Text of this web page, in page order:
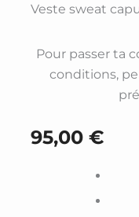
Veste sweat
Pour passer ta
conditions,
95,00 €
quantité
Veste